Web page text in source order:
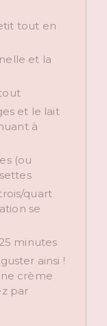
tout en
et la
et le lait
à
(ou
quart
se
minutes
ainsi !
crème
par